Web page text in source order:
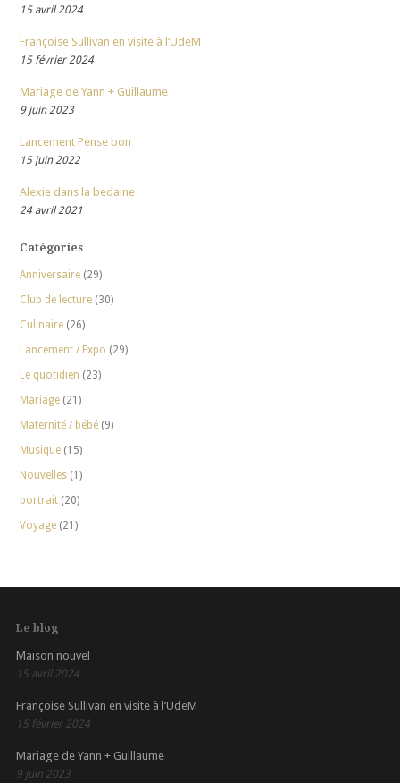
15 avril 2024
Françoise Sullivan en visite à l’UdeM
15 février 2024
Mariage de Yann + Guillaume
9 juin 2023
Lancement Pense bon
15 juin 2022
Alexie dans la bedaine
24 avril 2021
Catégories
Anniversaire(29)
Club de lecture(30)
Culinaire(26)
Lancement / Expo (29)
Le quotidien (23)
Mariage(21)
Maternité / bébé(9)
Musique(15)
Nouvelles(1)
portrait(20)
Voyage(21)
Le blog
Maison nouvel
15 avril 2024
Françoise Sullivan en visite à l’UdeM
15 février 2024
Mariage de Yann + Guillaume
9 juin 2023